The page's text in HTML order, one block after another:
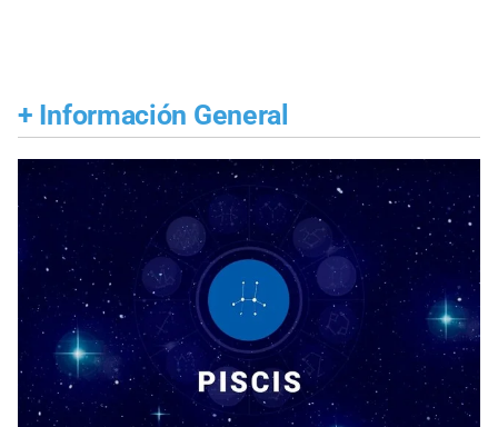
+ Información General